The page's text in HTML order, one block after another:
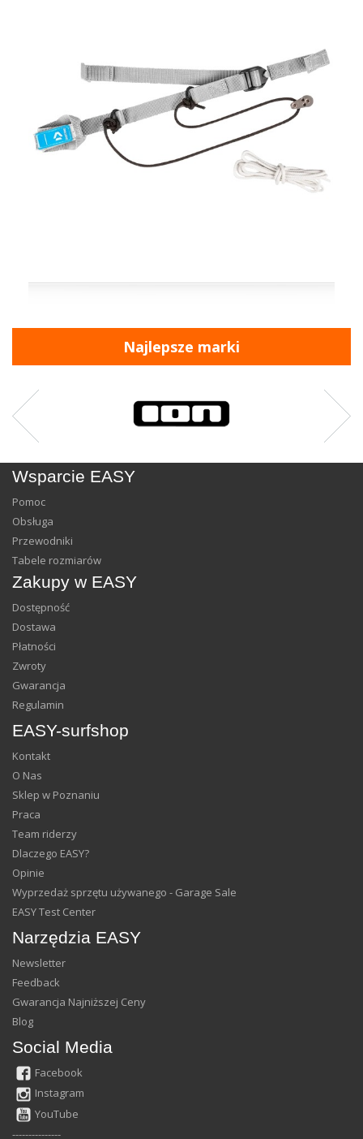
Najlepsze marki
Wsparcie EASY
Pomoc
Obsługa
Przewodniki
Tabele rozmiarów
Zakupy w EASY
Dostępność
Dostawa
Płatności
Zwroty
Gwarancja
Regulamin
EASY-surfshop
Kontakt
O Nas
Sklep w Poznaniu
Praca
Team riderzy
Dlaczego EASY?
Opinie
Wyprzedaż sprzętu używanego - Garage Sale
EASY Test Center
Narzędzia EASY
Newsletter
Feedback
Gwarancja Najniższej Ceny
Blog
Social Media
Facebook
Instagram
YouTube
---------------